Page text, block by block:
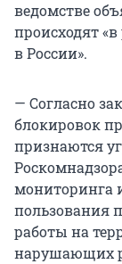
ведомстве
происходят
в России».
— Согласно
блокировок
признаются
мониторинга
пользования
работы на
нарушающих